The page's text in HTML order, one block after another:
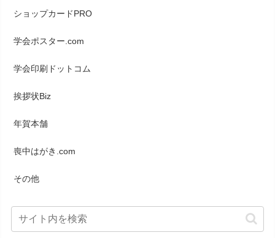
ショップカードPRO
学会ポスター.com
学会印刷ドットコム
挨拶状Biz
年賀本舗
喪中はがき.com
その他